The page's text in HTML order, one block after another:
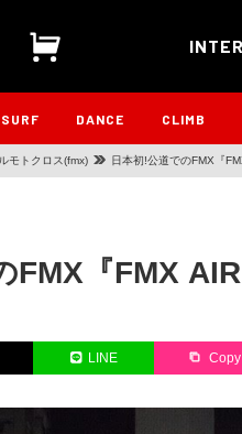
SURF DANCE CLIMB
モトクロス(fmx) 日本初!公道でのFMX『
FMX『FMX
LINE Copy